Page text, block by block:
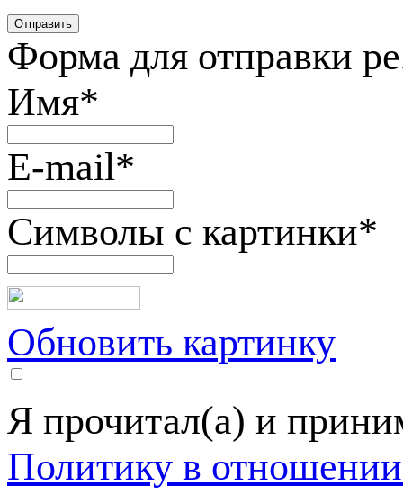
Форма для отправки
Имя*
E-mail*
Символы с картинки*
Обновить картинку
Я прочитал(а) и
Политику в